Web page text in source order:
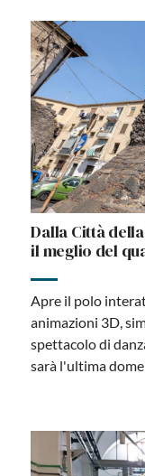
Dalla Città
il meglio del
Apre il polo
animazioni 3D,
spettacolo di
sarà l'ultima